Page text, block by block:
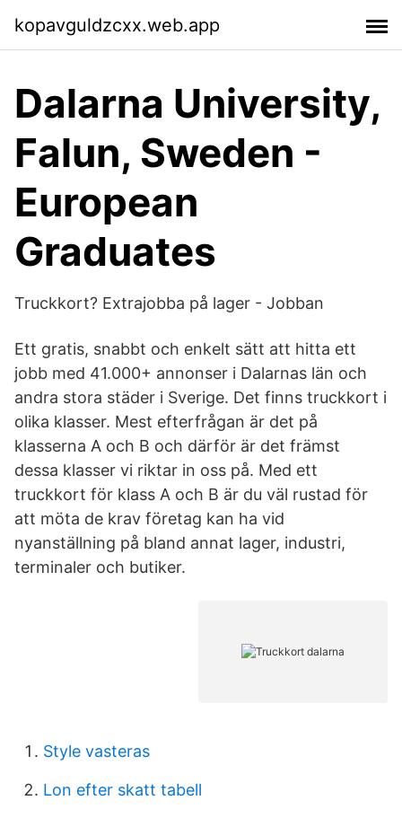
kopavguldzcxx.web.app
Dalarna University,
Falun, Sweden -
European
Graduates
Truckkort? Extrajobba på lager - Jobban
Ett gratis, snabbt och enkelt sätt att hitta ett
jobb med 41.000+ annonser i Dalarnas län och
andra stora städer i Sverige. Det finns truckkort i
olika klasser. Mest efterfrågan är det på
klasserna A och B och därför är det främst
dessa klasser vi riktar in oss på. Med ett
truckkort för klass A och B är du väl rustad för
att möta de krav företag kan ha vid
nyanställning på bland annat lager, industri,
terminaler och butiker.
Style vasteras
Lon efter skatt tabell